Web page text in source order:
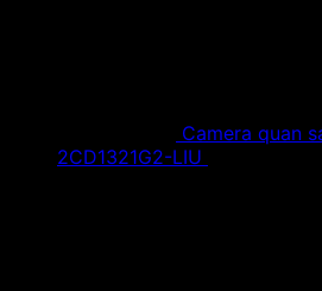
Camera quan
2CD1321G2-LIU